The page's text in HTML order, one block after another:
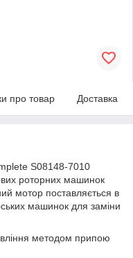
про товар Доставка
S08148-7010
роторних машинок
мотор поставляється в
машинок для заміни
методом припою